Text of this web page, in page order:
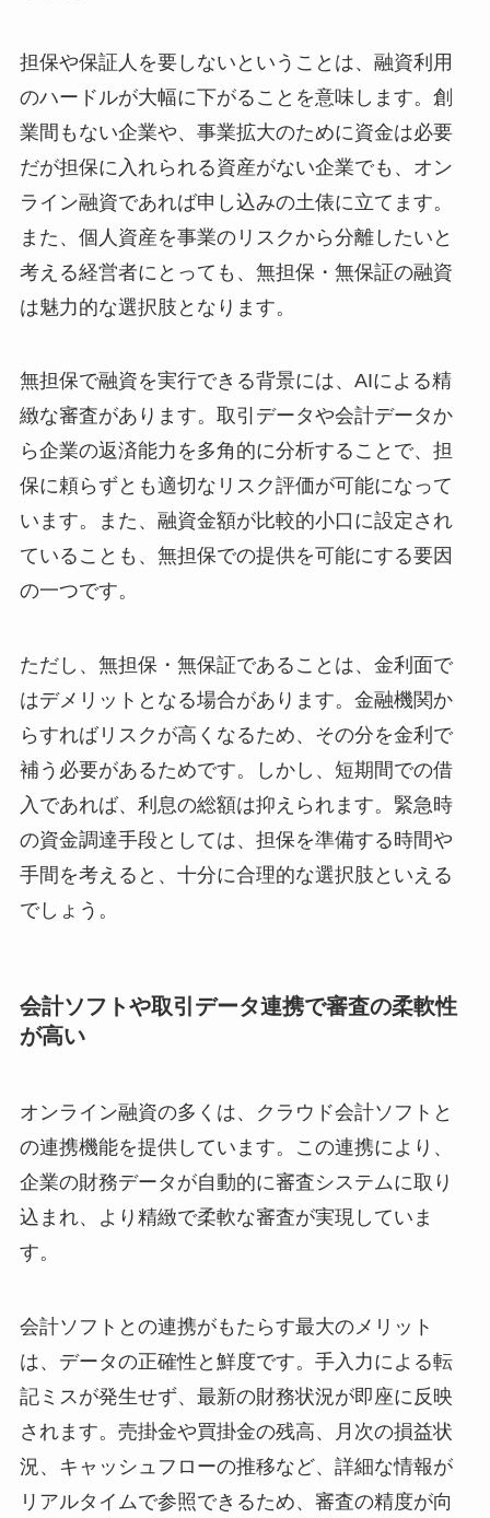
担保や保証人を要しないということは、融資利用
のハードルが大幅に下がることを意味します。創
業間もない企業や、事業拡大のために資金は必要
だが担保に入れられる資産がない企業でも、オン
ライン融資であれば申し込みの土俵に立てます。
また、個人資産を事業のリスクから分離したいと
考える経営者にとっても、無担保・無保証の融資
は魅力的な選択肢となります。
無担保で融資を実行できる背景には、AIによる精
緻な審査があります。取引データや会計データか
ら企業の返済能力を多角的に分析することで、担
保に頼らずとも適切なリスク評価が可能になって
います。また、融資金額が比較的小口に設定され
ていることも、無担保での提供を可能にする要因
の一つです。
ただし、無担保・無保証であることは、金利面で
はデメリットとなる場合があります。金融機関か
らすればリスクが高くなるため、その分を金利で
補う必要があるためです。しかし、短期間での借
入であれば、利息の総額は抑えられます。緊急時
の資金調達手段としては、担保を準備する時間や
手間を考えると、十分に合理的な選択肢といえる
でしょう。
会計ソフトや取引データ連携で審査の柔軟性
が高い
オンライン融資の多くは、クラウド会計ソフトと
の連携機能を提供しています。この連携により、
企業の財務データが自動的に審査システムに取り
込まれ、より精緻で柔軟な審査が実現していま
す。
会計ソフトとの連携がもたらす最大のメリット
は、データの正確性と鮮度です。手入力による転
記ミスが発生せず、最新の財務状況が即座に反映
されます。売掛金や買掛金の残高、月次の損益状
況、キャッシュフローの推移など、詳細な情報が
リアルタイムで参照できるため、審査の精度が向